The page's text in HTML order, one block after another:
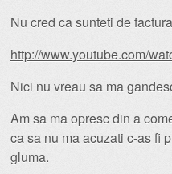
Nu cred ca sunteti de
http://www.youtube.com/
Nici nu vreau sa ma
Am sa ma opresc din a
ca sa nu ma acuzati c-as fi
gluma.